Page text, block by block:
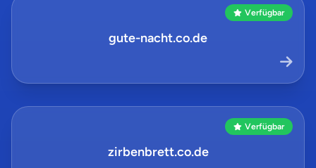
Verfügbar
gute-nacht.co.de
Verfügbar
zirbenbrett.co.de